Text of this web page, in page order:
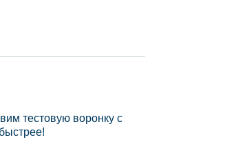
тестовую воронку с